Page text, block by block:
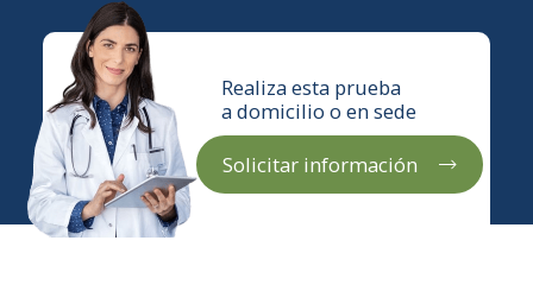
Realiza esta prueba
a domicilio o en sede
Solicitar información